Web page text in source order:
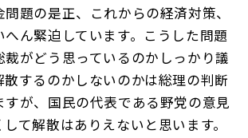
題の是正、これからの経済対策、
ん緊迫しています。こうした問題
裁がどう思っているのかしっかり議
散するのかしないのかは総理の判断
すが、国民の代表である野党の意見
て解散はありえないと思います。